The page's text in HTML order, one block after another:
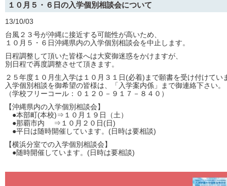
１０月５・６日の入学個別相談会について
13/10/03
台風２３号が沖縄に接近する可能性が高いため、
１０月５・６日沖縄県内の入学個別相談会を中止します。
日程調整して頂いた皆様へは大変御迷惑をかけますが、
別日程で再度調整させて頂きます。
２５年度１０月生入学は１０月３１日(必着)まで願書を受け付けてい
入学個別相談を御希望の皆様は、「入学案内係」まで御連絡下さい。
（学校フリーコール：０１２０－９１７－８４０）
【沖縄県内の入学個別相談会】
●本部町(本校)⇒１０月１９日（土）
●那覇市内 ⇒１０月２０日(日)
●平日は随時開催しています。(日時は要相談)
【横浜分室での入学個別相談会】
●随時開催しています。(日時は要相談)